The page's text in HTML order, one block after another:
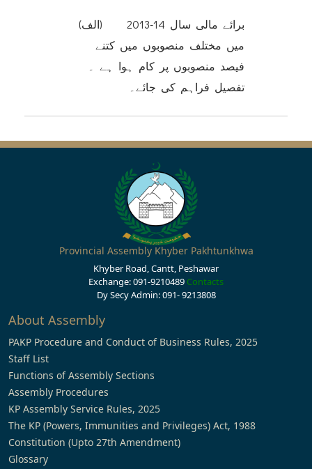
(الف) برائے مالی سال 14-2013
میں مختلف منصوبوں میں کتنے
فیصد منصوبوں پر کام ہوا ہے ۔
تفصیل فراہم کی جائے۔
Provincial Assembly Khyber Pakhtunkhwa
Khyber Road, Cantt, Peshawar
Exchange: 091-9210489 Contacts
Dy Secy Admin: 091- 9213808
About Assembly
PAKP Procedure and Conduct of Business Rules, 2025
Staff List
Functions of Assembly Sections
Assembly Procedures
KP Assembly Service Rules, 2025
The KP (Powers, Immunities and Privileges) Act, 1988
Constitution (Upto 27th Amendment)
Glossary